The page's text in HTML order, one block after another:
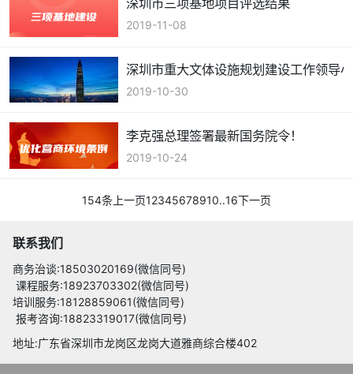
深圳市三项基地项目评选结果
2019-11-08
深圳市重大文体设施规划建设工作领导
2019-10-30
李克强总理签署最新国务院令！
2019-10-24
154条 上一页12345678910..16下一页
联系我们
商务治谈:18503020169(微信同号)
课程服务:18923703302(微信同号)
培训服务:18128859061(微信同号)
报考咨询:18823319017(微信同号)
地址:广东省深圳市龙岗区龙岗大道雅商综合楼402